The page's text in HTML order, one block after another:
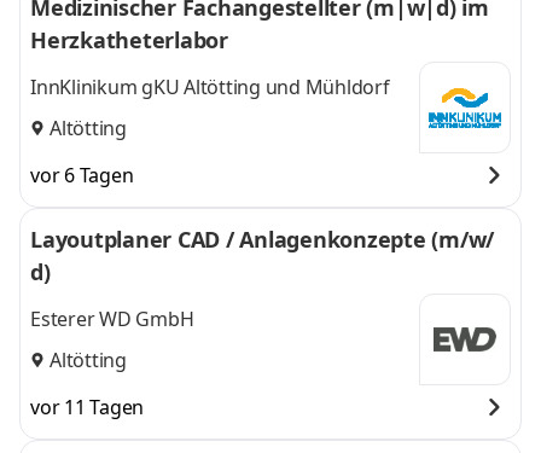
Medizinischer Fachangestellter (m|w|d) im
Herzkatheterlabor
InnKlinikum gKU Altötting und Mühldorf
Altötting
vor 6 Tagen
Layoutplaner CAD / Anlagenkonzepte (m/w/
d)
Esterer WD GmbH
Altötting
vor 11 Tagen